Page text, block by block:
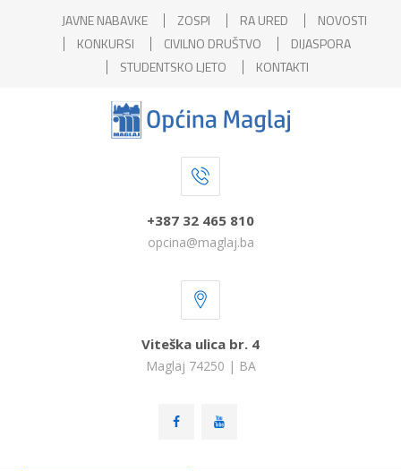
JAVNE NABAVKE ZOSPI RA URED
NOVOSTI
KONKURSI
CIVILNO DRUŠTVO
DIJASPORA
STUDENTSKO LJETO
KONTAKTI
+387 32 465 810
opcina@maglaj.ba
Viteška ulica br. 4
Maglaj 74250 | BA